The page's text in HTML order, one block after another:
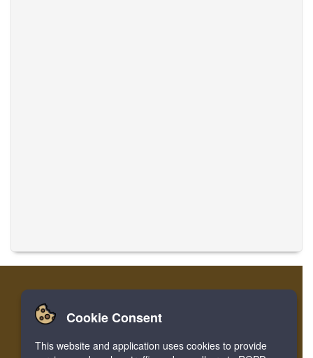
Início Entrar Cadastre-se
Facebook Twitter Bookmark
Cookie Consent
This website and application uses cookies to provide